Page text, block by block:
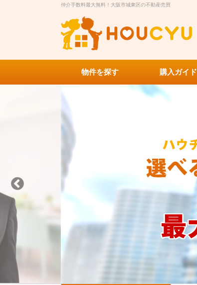
仲介手数料最大無料！大阪市城東区の不動産売買
物件を探す 購入ガイド